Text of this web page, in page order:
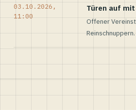
03.10.2026,
11:00
Türen auf mit
Offener
Reinschnuppern.